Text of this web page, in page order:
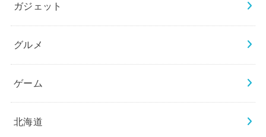
ガジェット
グルメ
ゲーム
北海道